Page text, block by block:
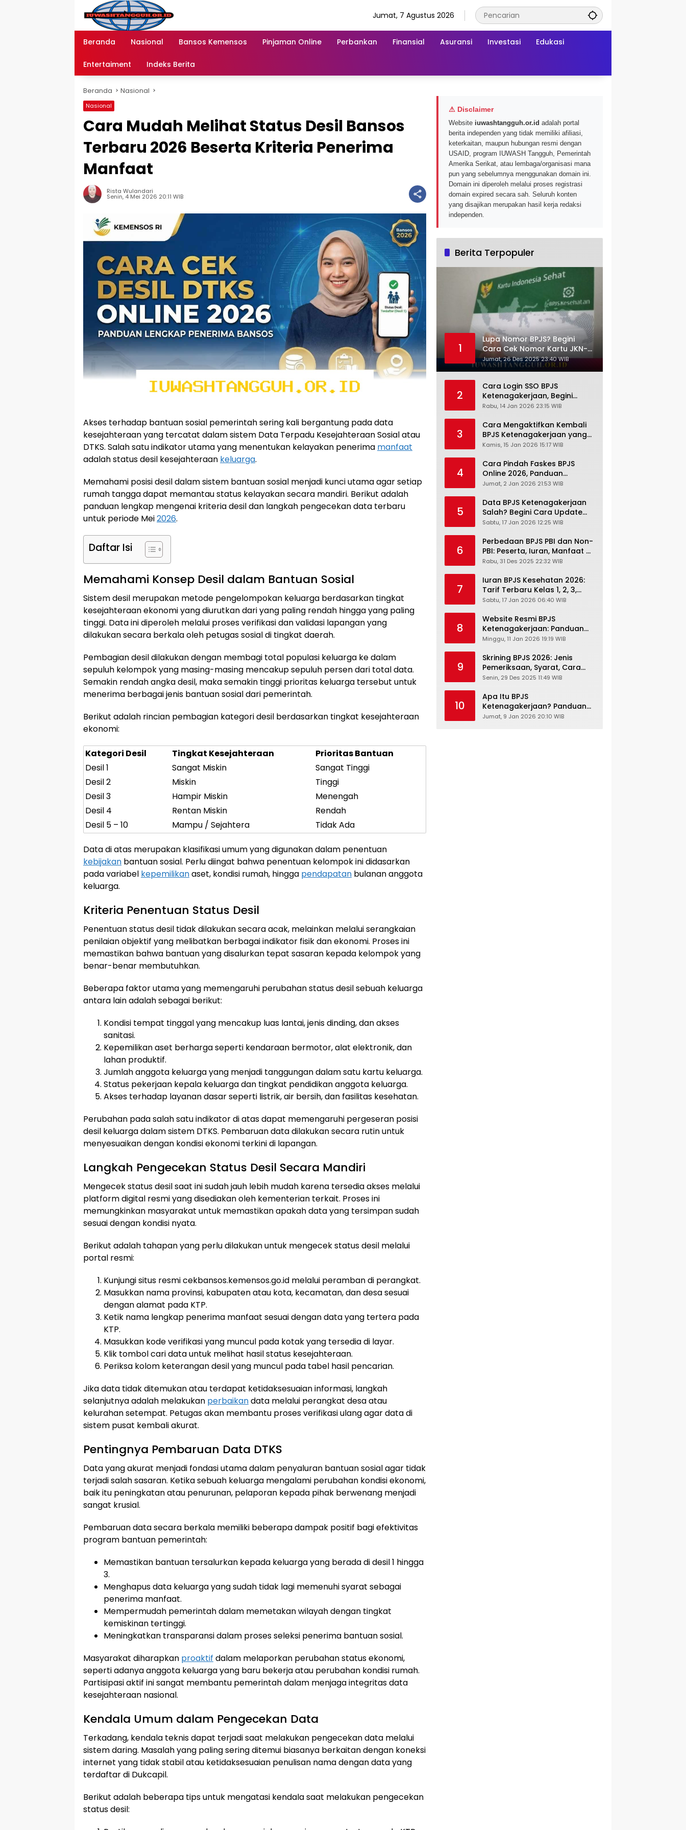
Jumat, 7 Agustus 2026
Beranda Nasional Bansos Kemensos Pinjaman Online Perbankan Finansial Asuransi Investasi Edukasi
Entertaiment Indeks Berita
Beranda Nasional
Nasional
Cara Mudah Melihat Status Desil Bansos
Terbaru 2026 Beserta Kriteria Penerima
Manfaat
Rista Wulandari
Senin, 4 Mei 2026 20:11 WIB
Akses terhadap bantuan sosial pemerintah sering kali bergantung pada data
kesejahteraan yang tercatat dalam sistem Data Terpadu Kesejahteraan Sosial atau
DTKS. Salah satu indikator utama yang menentukan kelayakan penerima manfaat
adalah status desil kesejahteraan keluarga.
Memahami posisi desil dalam sistem bantuan sosial menjadi kunci utama agar setiap
rumah tangga dapat memantau status kelayakan secara mandiri. Berikut adalah
panduan lengkap mengenai kriteria desil dan langkah pengecekan data terbaru
untuk periode Mei2026.
Daftar Isi
Memahami Konsep Desil dalam Bantuan Sosial
Sistem desil merupakan metode pengelompokan keluarga berdasarkan tingkat
kesejahteraan ekonomi yang diurutkan dari yang paling rendah hingga yang paling
tinggi. Data ini diperoleh melalui proses verifikasi dan validasi lapangan yang
dilakukan secara berkala oleh petugas sosial di tingkat daerah.
Pembagian desil dilakukan dengan membagi total populasi keluarga ke dalam
sepuluh kelompok yang masing-masing mencakup sepuluh persen dari total data.
Semakin rendah angka desil, maka semakin tinggi prioritas keluarga tersebut untuk
menerima berbagai jenis bantuan sosial dari pemerintah.
Berikut adalah rincian pembagian kategori desil berdasarkan tingkat kesejahteraan
ekonomi:
Kategori Desil Tingkat Kesejahteraan
Prioritas Bantuan
Desil 1
Sangat Miskin
Sangat Tinggi
Desil 2
Miskin
Tinggi
Desil 3
Hampir Miskin
Menengah
Desil 4
Rentan Miskin
Rendah
Desil 5 – 10
Mampu / Sejahtera Tidak Ada
Data di atas merupakan klasifikasi umum yang digunakan dalam penentuan
kebijakan bantuan sosial. Perlu diingat bahwa penentuan kelompok ini didasarkan
pada variabel kepemilikanaset, kondisi rumah, hingga pendapatan bulanan anggota
keluarga.
Kriteria Penentuan Status Desil
Penentuan status desil tidak dilakukan secara acak, melainkan melalui serangkaian
penilaian objektif yang melibatkan berbagai indikator fisik dan ekonomi. Proses ini
memastikan bahwa bantuan yang disalurkan tepat sasaran kepada kelompok yang
benar-benar membutuhkan.
Beberapa faktor utama yang memengaruhi perubahan status desil sebuah keluarga
antara lain adalah sebagai berikut:
Kondisi tempat tinggal yang mencakup luas lantai, jenis dinding, dan akses
sanitasi.
Kepemilikan aset berharga seperti kendaraan bermotor, alat elektronik, dan
lahan produktif.
Jumlah anggota keluarga yang menjadi tanggungan dalam satu kartu keluarga.
Status pekerjaan kepala keluarga dan tingkat pendidikan anggota keluarga.
Akses terhadap layanan dasar seperti listrik, air bersih, dan fasilitas kesehatan.
Perubahan pada salah satu indikator di atas dapat memengaruhi pergeseran posisi
desil keluarga dalam sistem DTKS. Pembaruan data dilakukan secara rutin untuk
menyesuaikan dengan kondisi ekonomi terkini di lapangan.
Langkah Pengecekan Status Desil Secara Mandiri
Mengecek status desil saat ini sudah jauh lebih mudah karena tersedia akses melalui
platform digital resmi yang disediakan oleh kementerian terkait. Proses ini
memungkinkan masyarakat untuk memastikan apakah data yang tersimpan sudah
sesuai dengan kondisi nyata.
Berikut adalah tahapan yang perlu dilakukan untuk mengecek status desil melalui
portal resmi:
Kunjungi situs resmi cekbansos.kemensos.go.id melalui peramban di perangkat.
Masukkan nama provinsi, kabupaten atau kota, kecamatan, dan desa sesuai
dengan alamat pada KTP.
Ketik nama lengkap penerima manfaat sesuai dengan data yang tertera pada
KTP.
Masukkan kode verifikasi yang muncul pada kotak yang tersedia di layar.
Klik tombol cari data untuk melihat hasil status kesejahteraan.
Periksa kolom keterangan desil yang muncul pada tabel hasil pencarian.
Jika data tidak ditemukan atau terdapat ketidaksesuaian informasi, langkah
selanjutnya adalah melakukan perbaikandata melalui perangkat desa atau
kelurahan setempat. Petugas akan membantu proses verifikasi ulang agar data di
sistem pusat kembali akurat.
Pentingnya Pembaruan Data DTKS
Data yang akurat menjadi fondasi utama dalam penyaluran bantuan sosial agar tidak
terjadi salah sasaran. Ketika sebuah keluarga mengalami perubahan kondisi ekonomi,
baik itu peningkatan atau penurunan, pelaporan kepada pihak berwenang menjadi
sangat krusial.
Pembaruan data secara berkala memiliki beberapa dampak positif bagi efektivitas
program bantuan pemerintah:
Memastikan bantuan tersalurkan kepada keluarga yang berada di desil 1 hingga
3.
Menghapus data keluarga yang sudah tidak lagi memenuhi syarat sebagai
penerima manfaat.
Mempermudah pemerintah dalam memetakan wilayah dengan tingkat
kemiskinan tertinggi.
Meningkatkan transparansi dalam proses seleksi penerima bantuan sosial.
Masyarakat diharapkan proaktif dalam melaporkan perubahan status ekonomi,
seperti adanya anggota keluarga yang baru bekerja atau perubahan kondisi rumah.
Partisipasi aktif ini sangat membantu pemerintah dalam menjaga integritas data
kesejahteraan nasional.
Kendala Umum dalam Pengecekan Data
Terkadang, kendala teknis dapat terjadi saat melakukan pengecekan data melalui
sistem daring. Masalah yang paling sering ditemui biasanya berkaitan dengan koneksi
internet yang tidak stabil atau ketidaksesuaian penulisan nama dengan data yang
terdaftar di Dukcapil.
Berikut adalah beberapa tips untuk mengatasi kendala saat melakukan pengecekan
status desil:
⚠ Disclaimer
Website iuwashtangguh.or.id adalah portal
berita independen yang tidak memiliki afiliasi,
keterkaitan, maupun hubungan resmi dengan
USAID, program IUWASH Tangguh, Pemerintah
Amerika Serikat, atau lembaga/organisasi mana
pun yang sebelumnya menggunakan domain ini.
Domain ini diperoleh melalui proses registrasi
domain expired secara sah. Seluruh konten
yang disajikan merupakan hasil kerja redaksi
independen.
Berita Terpopuler
1
Lupa Nomor BPJS? Begini
Cara Cek Nomor Kartu JKN-
KIS dengan NIK KTP
Jumat, 26 Des 2025 23:40 WIB
2
Cara Login SSO BPJS
Ketenagakerjaan, Begini
Tutorial Lengkap dan
Rabu, 14 Jan 2026 23:15 WIB
3
Cara Mengaktifkan Kembali
BPJS Ketenagakerjaan yang
Nonaktif, Begini Panduan
Kamis, 15 Jan 2026 15:17 WIB
4
Cara Pindah Faskes BPJS
Online 2026, Panduan
Lengkap via Mobile JKN,
Cabang
Jumat, 2 Jan 2026 21:53 WIB
5
Data BPJS Ketenagakerjaan
Salah? Begini Cara Update
Rekening, Alamat, HP di JMO
Sabtu, 17 Jan 2026 12:25 WIB
6
Perbedaan BPJS PBI dan Non-
PBI: Peserta, Iuran, Manfaat &
Masa Berlaku Terbaru 2026
Rabu, 31 Des 2025 22:32 WIB
7
Iuran BPJS Kesehatan 2026:
Tarif Terbaru Kelas 1, 2, 3,
Cara Bayar, Denda &
JKN-KIS
Sabtu, 17 Jan 2026 06:40 WIB
8
Website Resmi BPJS
Ketenagakerjaan: Panduan
Lengkap Akses dan Fitur
Minggu, 11 Jan 2026 19:19 WIB
9
Skrining BPJS 2026: Jenis
Pemeriksaan, Syarat, Cara
Daftar & Cek Riwayat
Senin, 29 Des 2025 11:49 WIB
10
Apa Itu BPJS
Ketenagakerjaan? Panduan
Lengkap untuk Pekerja dan
Jumat, 9 Jan 2026 20:10 WIB